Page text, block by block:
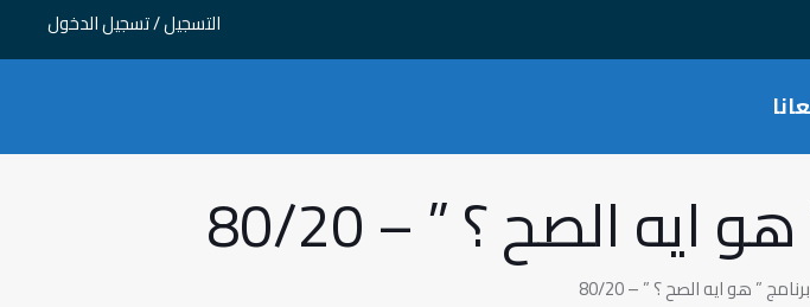
التسجيل / تسجيل الدخول
الصح ؟ ” – 80/20
” هو ايه الصح ؟ ” – 80/20